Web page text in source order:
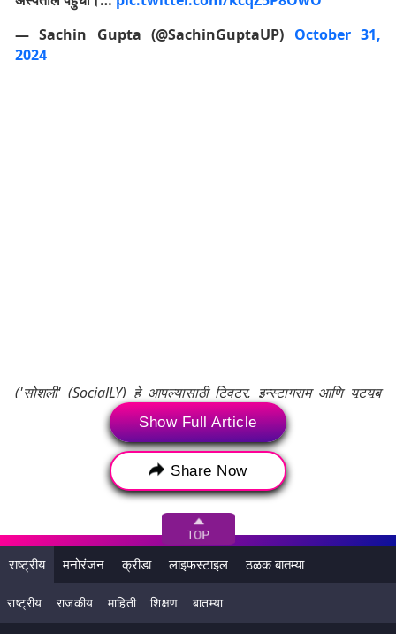
— Sachin Gupta (@SachinGuptaUP) October 31,
2024
('सोशली' (SocialLY) हे आपल्यासाठी ट्विटर, इन्स्टाग्राम आणि यूट्यूब
अशा सोशल मीडिया जगातील ताज्या ब्रेकिंग न्यूज, व्हायरल ट्रेंड व माहिती
घेऊन येते. वृत्तात एम्बेड केलेली पोस्ट यूजर्सच्या सोशल मीडिया
अकाऊंटमधून थेट एम्बेड करण्यात आली आहे. लेटेस्टलीच्या कर्मचाऱ्याने
अथवा लेखकाने त्याचे संपादन किंवा त्यात सुधारणा केलेली नाही. सदर
पोस्टमधील वस्तुस्थिती, प्रतिक्रियामधून लेटेस्टलीची मते प्रतिबिंबित होत
नाहीत. तसेच या मजकूराची जबाबदारी अथवा उत्तरदायीत्व लेटेस्टली
स्वीकारत नाही.)
Odisha Shocker एनेस्थीसिया ओडिशा शॉकर
Show Full Article
Share Now
राष्ट्रीय मनोरंजन क्रीडा लाइफस्टाइल ठळक बातम्या
राष्ट्रीय राजकीय माहिती शिक्षण बातम्या